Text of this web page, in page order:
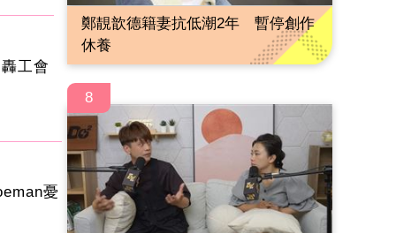
工會
憂
鄭靚歆德籍妻抗低潮2年 暫停創作
休養
8